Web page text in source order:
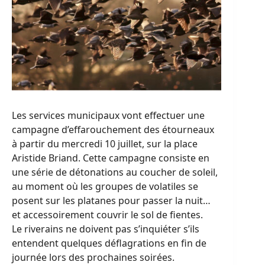
Les services municipaux vont effectuer une
campagne d’effarouchement des étourneaux
à partir du mercredi 10 juillet, sur la place
Aristide Briand. Cette campagne consiste en
une série de détonations au coucher de soleil,
au moment où les groupes de volatiles se
posent sur les platanes pour passer la nuit…
et accessoirement couvrir le sol de fientes.
Le riverains ne doivent pas s’inquiéter s’ils
entendent quelques déflagrations en fin de
journée lors des prochaines soirées.